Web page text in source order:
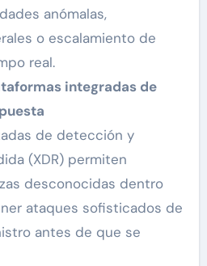
anómalas,
o escalamiento de
real.
integradas de
de detección y
(XDR) permiten
desconocidas dentro
ataques sofisticados de
antes de que se